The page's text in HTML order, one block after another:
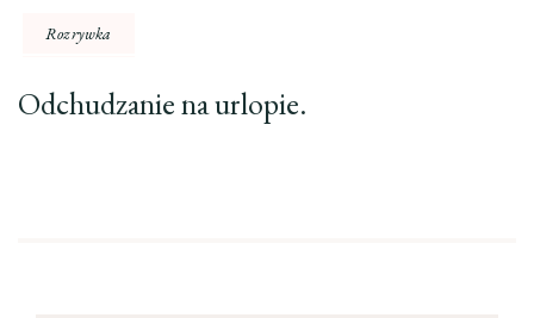
Rozrywka
Odchudzanie na urlopie.